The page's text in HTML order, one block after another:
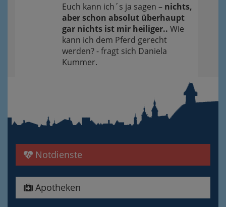
Euch kann ich´s ja sagen – nichts,
aber schon absolut überhaupt
gar nichts ist mir heiliger.. Wie
kann ich dem Pferd gerecht
werden? - fragt sich Daniela
Kummer.
Notdienste
Apotheken